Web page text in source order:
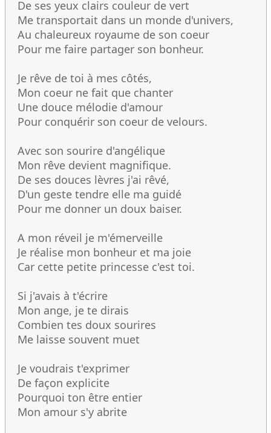
De ses yeux clairs couleur de vert
Me transportait dans un monde d'univers,
Au chaleureux royaume de son coeur
Pour me faire partager son bonheur.
Je rêve de toi à mes côtés,
Mon coeur ne fait que chanter
Une douce mélodie d'amour
Pour conquérir son coeur de velours.
Avec son sourire d'angélique
Mon rêve devient magnifique.
De ses douces lèvres j'ai rêvé,
D'un geste tendre elle ma guidé
Pour me donner un doux baiser.
A mon réveil je m'émerveille
Je réalise mon bonheur et ma joie
Car cette petite princesse c'est toi.
Si j'avais à t'écrire
Mon ange, je te dirais
Combien tes doux sourires
Me laisse souvent muet
Je voudrais t'exprimer
De façon explicite
Pourquoi ton être entier
Mon amour s'y abrite